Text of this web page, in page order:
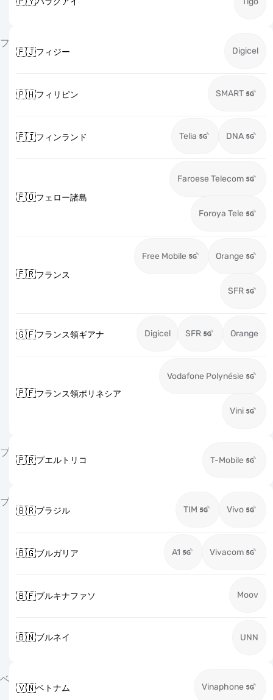
フ
🇫🇯フィジー Digicel
🇵🇭フィリピン SMART
🇫🇮フィンランド Telia DNA
🇫🇴フェロー諸島
Faroese Telecom
Foroya Tele
🇫🇷フランス
Free Mobile Orange
SFR
🇬🇫フランス領ギアナ Digicel SFR Orange
🇵🇫フランス領ポリネシア
Vodafone Polynésie
Vini
プ
🇵🇷プエルトリコ T-Mobile
ブ
🇧🇷ブラジル TIM Vivo
🇧🇬ブルガリア A1 Vivacom
🇧🇫ブルキナファソ Moov
🇧🇳ブルネイ UNN
ベ
🇻🇳ベトナム Vinaphone